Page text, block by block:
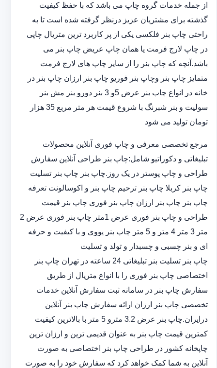
از جمله خدمات گروه چاپ می باشد که با حفظ کیفیت
گذشته برای مشتریان عزیز درنظر گرفته شده است تا به
راحتی چاپ بنر فلکسی یکی از پر کاربرد ترین متریال چاپی
در چاپ لارج فرمت یا همان چاپ عریض چاپ بنر می
باشد.آنچه که چاپ بنر را از سایر چاپ های لارج فرمت
متمایز چاپ بنر وچاپ بنر فوریو چاپ بنر ارزان چاپ بنر در
خانه در انواع چاپ بنر عرض 5و 3 بنر دورو بنر مش بنر
سولیت و بنر شبرنگ با شروع قیمت هر متر مربع 35 هزار
تومان تولید می شود
مرجع تخصصی معرفی و چاپ فوری آنلاین محصولات
تبلیغاتی و دکوراتیو شامل:چاپ بنر طراحی آنلاین سفارش
طراحی و چاپ پوستر در یک روز.چاپ بنر چاپ بنر تسلیت
چاپ بنر کربلا چاپ بنر ترحیم چاپ بنر و اکوسالونت تعرفه
چاپ بنر چاپ بنر ارزان چاپ بنر فوری چاپ بنر قیمت
طراحی و چاپ بنر فوری عرض 1متر چاپ بنر فوری عرض 2
متر 3 متر 4 متر و 5 متر چاپ بنر یووی و با کیفیت و حرفه
ای و بنر چسبی و چسبدار و تولد و تسلیت
چاپ بنر تسلیت بنر تبلیغاتی 24 ساعته در تهران چاپ بنر
اختصاصی چاپ بنر فوری را با انواع متریال از طریق
سفارش چاپ بنر در سامانه ثبت سفارش آنلاین خدمات
تخصصی چاپ بنر ارزان ارائه سفارش چاپ بنر آنلاین
درایران.چاپ بنر عرض 3.2 مترو 5 متر با بالاترین کیفیت
کمترین قیمت چاپ بنر به عنوان قدیمی ترین و ارزان ترین
چاپخانه کشور در طراحی چاپ بنر اختصاصی به صورت
آنلاین به شما کمک خواهد کرد که سفارش خود را به صورت